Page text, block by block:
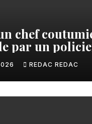
chef
par un
la tension
REDAC REDAC